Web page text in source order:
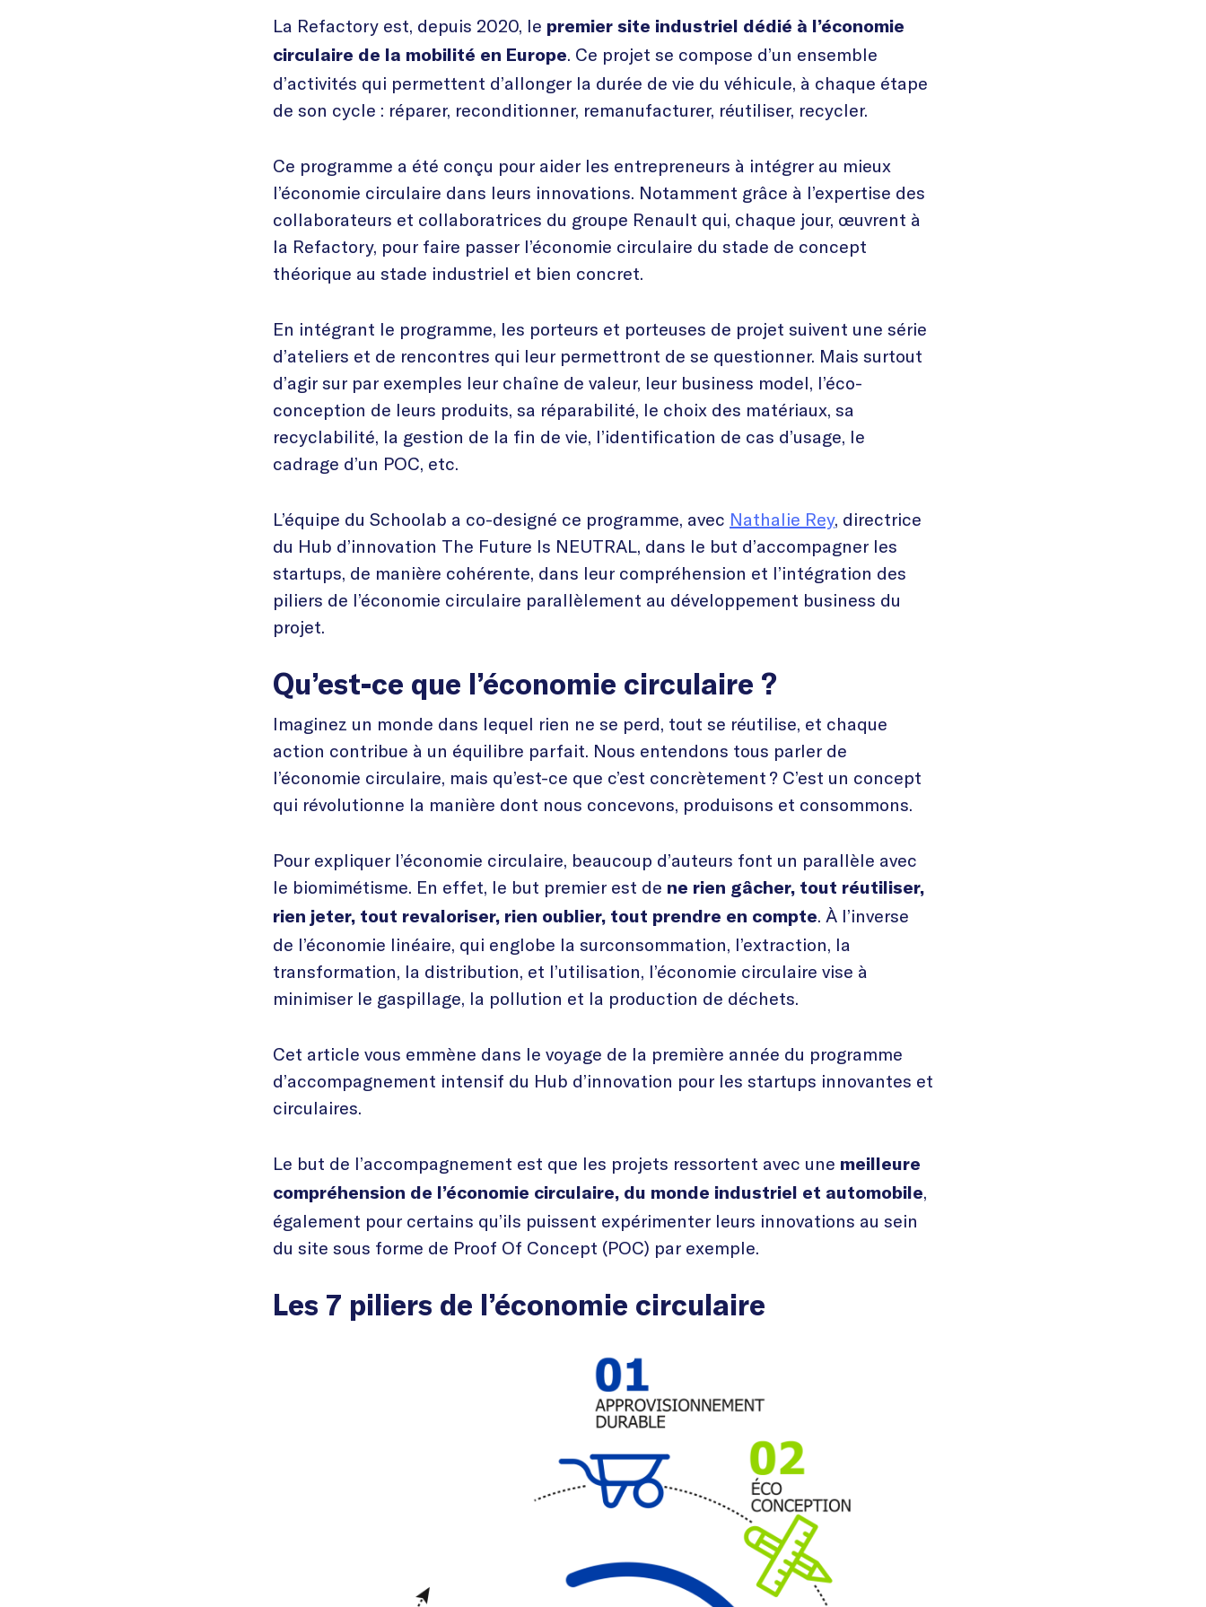
La Refactory est, depuis 2020, le premier site industriel dédié à l’économie
circulaire de la mobilité en Europe. Ce projet se compose d’un ensemble
d’activités qui permettent d’allonger la durée de vie du véhicule, à chaque étape
de son cycle : réparer, reconditionner, remanufacturer, réutiliser, recycler.
Ce programme a été conçu pour aider les entrepreneurs à intégrer au mieux
l’économie circulaire dans leurs innovations. Notamment grâce à l’expertise des
collaborateurs et collaboratrices du groupe Renault qui, chaque jour, œuvrent à
la Refactory, pour faire passer l’économie circulaire du stade de concept
théorique au stade industriel et bien concret.
En intégrant le programme, les porteurs et porteuses de projet suivent une série
d’ateliers et de rencontres qui leur permettront de se questionner. Mais surtout
d’agir sur par exemples leur chaîne de valeur, leur business model, l’éco-
conception de leurs produits, sa réparabilité, le choix des matériaux, sa
recyclabilité, la gestion de la fin de vie, l’identification de cas d’usage, le
cadrage d’un POC, etc.
L’équipe du Schoolab a co-designé ce programme, avec Nathalie Rey, directrice
du Hub d’innovation The Future Is NEUTRAL, dans le but d’accompagner les
startups, de manière cohérente, dans leur compréhension et l’intégration des
piliers de l’économie circulaire parallèlement au développement business du
projet.
Qu’est-ce que l’économie circulaire ?
Imaginez un monde dans lequel rien ne se perd, tout se réutilise, et chaque
action contribue à un équilibre parfait. Nous entendons tous parler de
l’économie circulaire, mais qu’est-ce que c’est concrètement ? C’est un concept
qui révolutionne la manière dont nous concevons, produisons et consommons.
Pour expliquer l’économie circulaire, beaucoup d’auteurs font un parallèle avec
le biomimétisme. En effet, le but premier est de ne rien gâcher, tout réutiliser,
rien jeter, tout revaloriser, rien oublier, tout prendre en compte. À l’inverse
de l’économie linéaire, qui englobe la surconsommation, l’extraction, la
transformation, la distribution, et l’utilisation, l’économie circulaire vise à
minimiser le gaspillage, la pollution et la production de déchets.
Cet article vous emmène dans le voyage de la première année du programme
d’accompagnement intensif du Hub d’innovation pour les startups innovantes et
circulaires.
Le but de l’accompagnement est que les projets ressortent avec une meilleure
compréhension de l’économie circulaire, du monde industriel et automobile,
également pour certains qu’ils puissent expérimenter leurs innovations au sein
du site sous forme de Proof Of Concept (POC) par exemple.
Les 7 piliers de l’économie circulaire